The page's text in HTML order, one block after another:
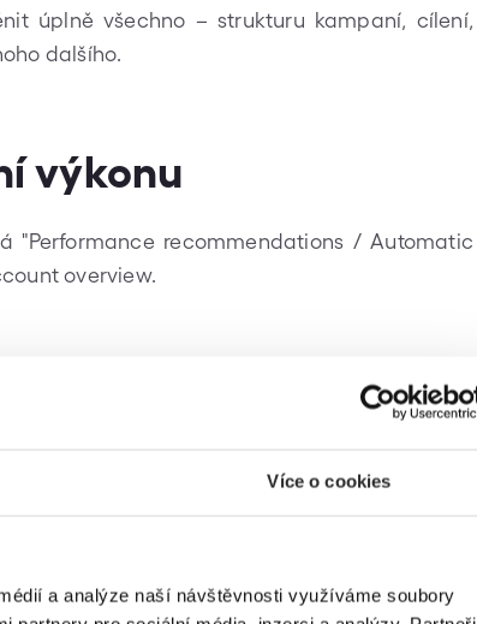
Více o cookies
a analýze naší návštěvnosti využíváme soubory
úplně všechno – strukturu kampaní, cílení,
dalšího.
výkonu
"Performance recommendations / Automatic
overview.